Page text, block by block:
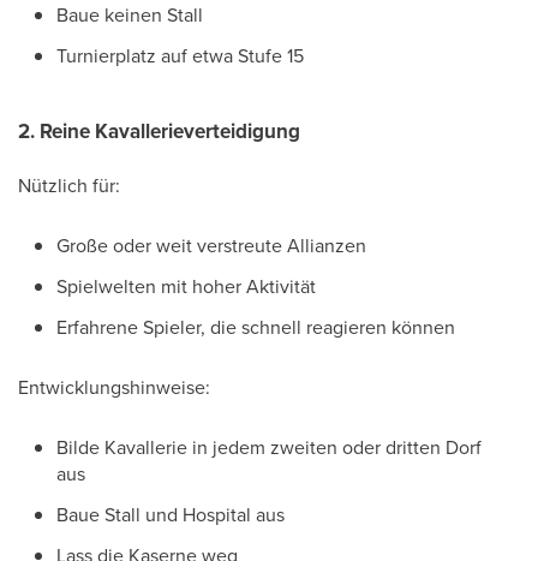
Baue keinen Stall
Turnierplatz auf etwa Stufe 15
2. Reine Kavallerieverteidigung
Nützlich für:
Große oder weit verstreute Allianzen
Spielwelten mit hoher Aktivität
Erfahrene Spieler, die schnell reagieren können
Entwicklungshinweise:
Bilde Kavallerie in jedem zweiten oder dritten Dorf
aus
Baue Stall und Hospital aus
Lass die Kaserne weg